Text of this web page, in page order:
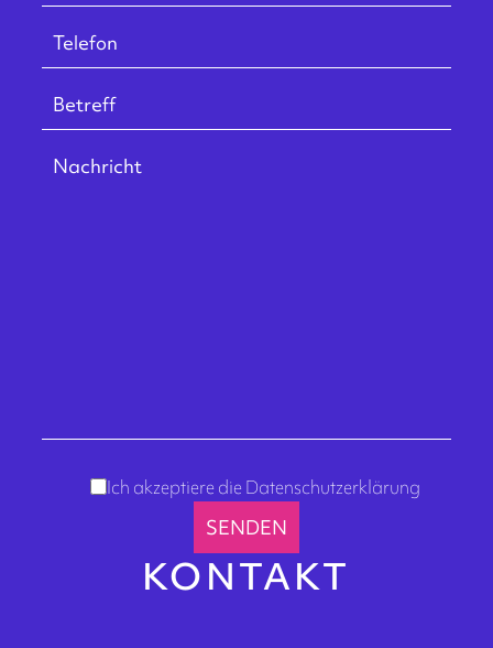
KONTAKT
Ich akzeptiere die Datenschutzerklärung